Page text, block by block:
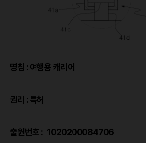
명칭 : 여행용 캐리어
권리 : 특허
출원번호 : 1020200084706